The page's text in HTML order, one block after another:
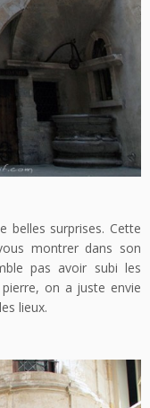
belles surprises. Cette
montrer dans son
pas avoir subi les
on a juste envie
lieux.